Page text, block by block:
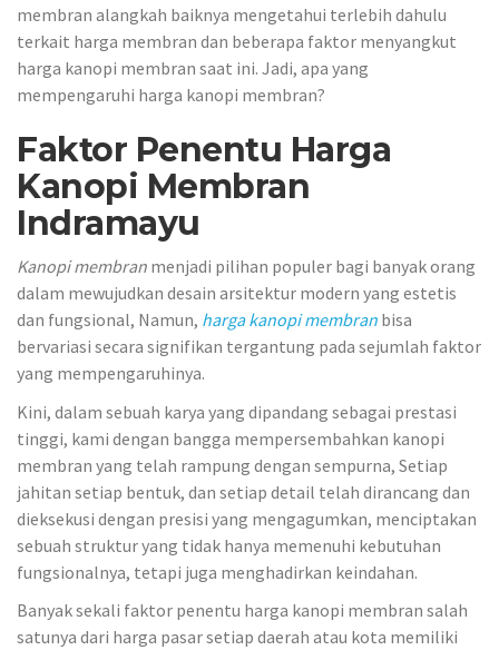
membran alangkah baiknya mengetahui terlebih dahulu
terkait harga membran dan beberapa faktor menyangkut
harga kanopi membran saat ini. Jadi, apa yang
mempengaruhi harga kanopi membran?
Faktor Penentu Harga
Kanopi Membran
Indramayu
Kanopi membran menjadi pilihan populer bagi banyak orang
dalam mewujudkan desain arsitektur modern yang estetis
dan fungsional, Namun, harga kanopi membran bisa
bervariasi secara signifikan tergantung pada sejumlah faktor
yang mempengaruhinya.
Kini, dalam sebuah karya yang dipandang sebagai prestasi
tinggi, kami dengan bangga mempersembahkan kanopi
membran yang telah rampung dengan sempurna, Setiap
jahitan setiap bentuk, dan setiap detail telah dirancang dan
dieksekusi dengan presisi yang mengagumkan, menciptakan
sebuah struktur yang tidak hanya memenuhi kebutuhan
fungsionalnya, tetapi juga menghadirkan keindahan.
Banyak sekali faktor penentu harga kanopi membran salah
satunya dari harga pasar setiap daerah atau kota memiliki